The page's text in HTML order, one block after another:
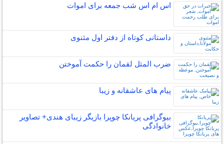
اس ام اس شب جمعه برای اموات
داستانی کوتاه از دفتر اول مثنوی
ضرب المثل لقمان را حکمت آموختن
پیام های عاشقانه و زیبا
بیوگرافی پریانکا چوپرا بازیگر زیبای هندی+ تصاویر
خانوادگی